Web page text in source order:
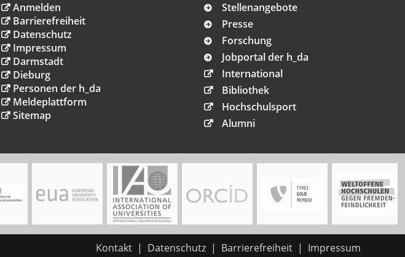
Anmelden
Barrierefreiheit
Datenschutz
Impressum
Darmstadt
Dieburg
Personen der h_da
Meldeplattform
Sitemap
Stellenangebote
Presse
Forschung
Jobportal der h_da
International
Bibliothek
Hochschulsport
Alumni
Kontakt Datenschutz Barrierefreiheit Impressum